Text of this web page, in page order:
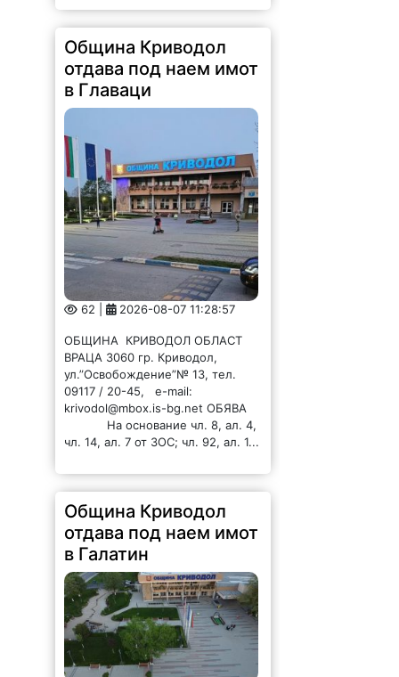
Община Криводол
отдава под наем имот
в Главаци
62 | 2026-08-07 11:28:57
ОБЩИНА КРИВОДОЛ ОБЛАСТ
ВРАЦА 3060 гр. Криводол,
ул.”Освобождение”№ 13, тел.
09117 / 20-45, e-mail:
krivodol@mbox.is-bg.net ОБЯВА
На основание чл. 8, ал. 4,
чл. 14, ал. 7 от ЗОС; чл. 92, ал. 1...
Община Криводол
отдава под наем имот
в Галатин